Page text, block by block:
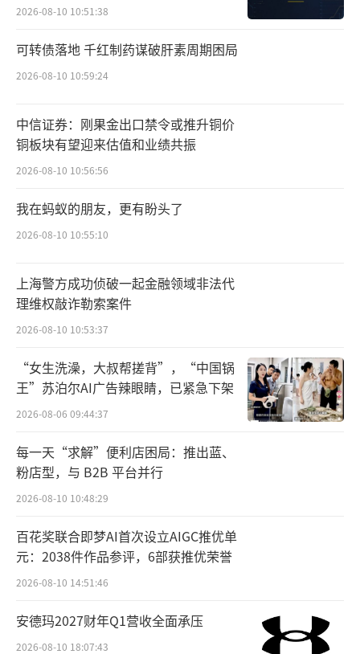
米、腾讯、亚投资本、中金等头部大厂和市场
化投资机构，也包括北京市人工智能产业投资
基金、上海人工智能产业投资基金、深创投等
其中，北京市人工智能产业投资基金的目
型企业。
月10日，由前搜狗公司CEO王小川创立。公司
以帮助大众轻松、普惠地获取世界知识和专业
服务为使命，致力于通过语言AI的突破，构建
中国最优秀的大模型底座。公司的核心团队由
来自搜狗、百度、华为、微软、字节、腾讯等
知名科技公司的AI顶尖人才组成。
早在成立之初，王小川就通过自掏腰包和
好友的帮助，为百川智能带来了5000万美元的
启动资金。
2023年10月，百川智能宣布完成3亿美元
的A1轮战略融资，并表示参投方有阿里、腾
讯、小米等科技巨头及多家顶级投资机构。短
短半年便累计融资金额3.5亿美元的百川智能，
一举成为国内大模型企业的头部之一。
2026-08-10 10:51:38
可转债落地 千红制药谋破肝素周期困局
2026-08-10 10:59:24
中信证券：刚果金出口禁令或推升铜价
铜板块有望迎来估值和业绩共振
2026-08-10 10:56:56
我在蚂蚁的朋友，更有盼头了
2026-08-10 10:55:10
上海警方成功侦破一起金融领域非法代
理维权敲诈勒索案件
2026-08-10 10:53:37
“女生洗澡，大叔帮搓背”，“中国锅
王”苏泊尔AI广告辣眼睛，已紧急下架
2026-08-06 09:44:37
每一天“求解”便利店困局：推出蓝、
粉店型，与 B2B 平台并行
2026-08-10 10:48:29
百花奖联合即梦AI首次设立AIGC推优单
元：2038件作品参评，6部获推优荣誉
2026-08-10 14:51:46
安德玛2027财年Q1营收全面承压
2026-08-10 18:07:43